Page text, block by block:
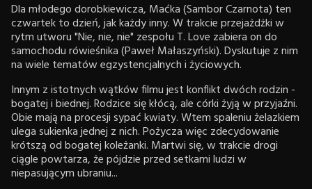
Dla młodego dorobkiewicza, Maćka (Sambor Czarnota) ten
czwartek to dzień, jak każdy inny. W trakcie przejażdżki w
rytm utworu "Nie, nie, nie" zespołu T. Love zabiera on do
samochodu rówieśnika (Paweł Małaszyński). Dyskutuje z nim
na wiele tematów egzystencjalnych i życiowych.
Innym z istotnych wątków filmu jest konflikt dwóch rodzin -
bogatej i biednej. Rodzice się kłócą, ale córki żyją w przyjaźni.
Obie mają na procesji sypać kwiaty. Wtem spaleniu żelazkiem
ulega sukienka jednej z nich. Pożycza więc zdecydowanie
krótszą od bogatej koleżanki. Martwi się, w trakcie drogi
ciągle powtarza, że pójdzie przed setkami ludzi w
niepasującym ubraniu...